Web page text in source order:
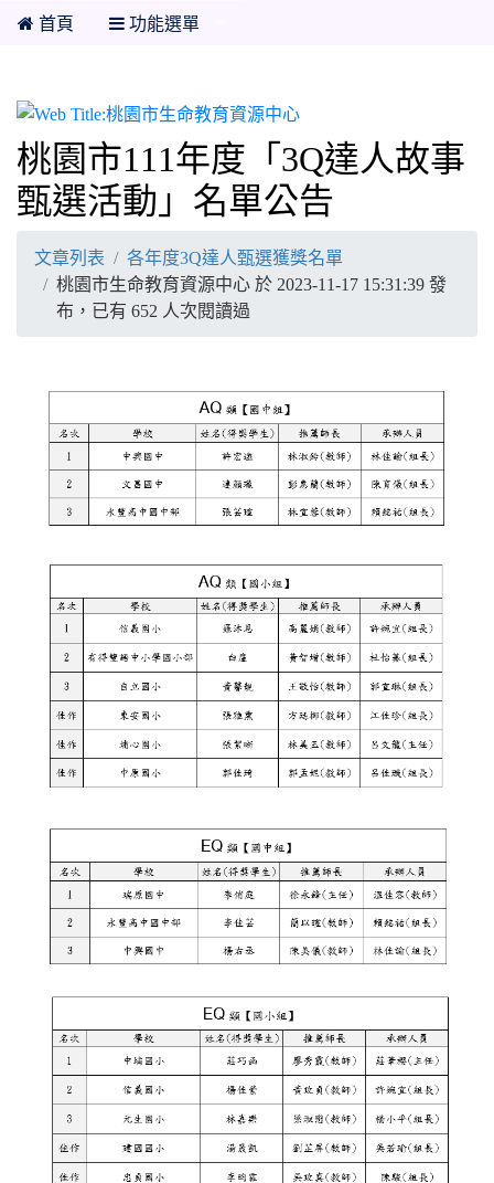
首頁 功能選單
桃園市111年度「3Q達人故事
甄選活動」名單公告
文章列表
各年度3Q達人甄選獲獎名單
桃園市生命教育資源中心 於 2023-11-17 15:31:39 發
布，已有 652 人次閱讀過